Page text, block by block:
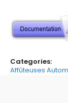
Categories:
Affûteuses